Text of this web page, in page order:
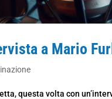
a Mario
questa volta con